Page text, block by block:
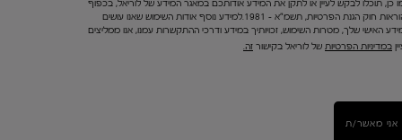
כן, תוכלו לבקש לעיין או לתקן את המידע אודותכם במאגר המידע של לוריאל, בכפוף
להוראות חוק הגנת הפרטיות, תשמ"א – 1981.למידע נוסף אודות השימוש שאנו עושים
האישי שלך, מטרות השימוש, זכויותיך במידע ודרכי ההתקשרות עמנו, אנו ממליצים
במדיניות הפרטיות של לוריאל בקישור זה.
אני מאשר/ת